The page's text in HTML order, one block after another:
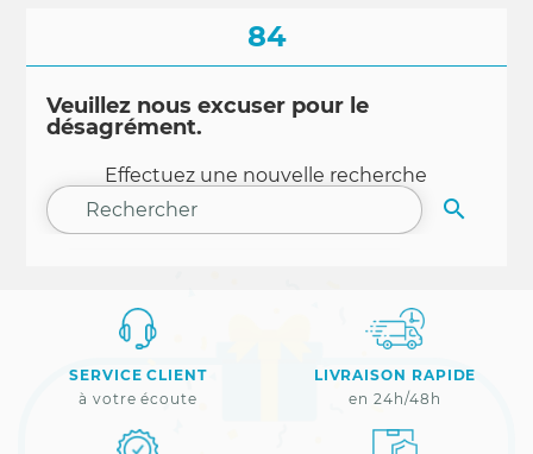
84
Veuillez nous excuser pour le
désagrément.
Effectuez une nouvelle recherche

SERVICE CLIENT
à votre écoute
LIVRAISON RAPIDE
en 24h/48h